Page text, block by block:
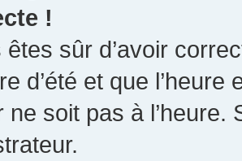
!
êtes sûr d’avoir
d’été et que
ne soit pas à l’heure.